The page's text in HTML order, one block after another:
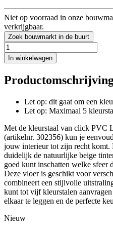
Niet op voorraad in onze
verkrijgbaar.
Zoek bouwmarkt in de buurt
In winkelwagen
Let op: dit gaat om een
Let op: Maximaal 5
Met de kleurstaal van click PVC
(artikelnr. 302356) kun je
jouw interieur tot zijn recht komt.
duidelijk de natuurlijke beige
goed kunt inschatten welke sfeer
Deze vloer is geschikt voor
combineert een stijlvolle
kunt tot vijf kleurstalen
elkaar te leggen en de perfecte
Nieuw